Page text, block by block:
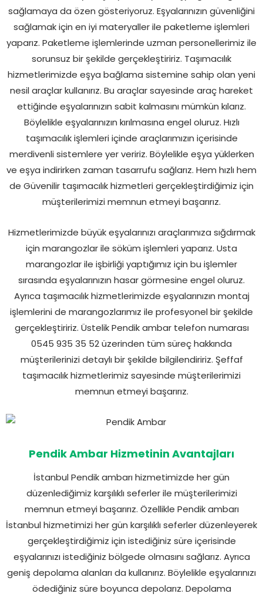
sağlamaya da özen gösteriyoruz. Eşyalarınızın güvenliğini
sağlamak için en iyi materyaller ile paketleme işlemleri
yaparız. Paketleme işlemlerinde uzman personellerimiz ile
sorunsuz bir şekilde gerçekleştiririz. Taşımacılık
hizmetlerimizde eşya bağlama sistemine sahip olan yeni
nesil araçlar kullanırız. Bu araçlar sayesinde araç hareket
ettiğinde eşyalarınızın sabit kalmasını mümkün kılarız.
Böylelikle eşyalarınızın kırılmasına engel oluruz. Hızlı
taşımacılık işlemleri içinde araçlarımızın içerisinde
merdivenli sistemlere yer veririz. Böylelikle eşya yüklerken
ve eşya indirirken zaman tasarrufu sağlarız. Hem hızlı hem
de Güvenilir taşımacılık hizmetleri gerçekleştirdiğimiz için
müşterilerimizi memnun etmeyi başarırız.
Hizmetlerimizde büyük eşyalarınızı araçlarımıza sığdırmak
için marangozlar ile söküm işlemleri yaparız. Usta
marangozlar ile işbirliği yaptığımız için bu işlemler
sırasında eşyalarınızın hasar görmesine engel oluruz.
Ayrıca taşımacılık hizmetlerimizde eşyalarınızın montaj
işlemlerini de marangozlarımız ile profesyonel bir şekilde
gerçekleştiririz. Üstelik Pendik ambar telefon numarası
0545 935 35 52 üzerinden tüm süreç hakkında
müşterilerinizi detaylı bir şekilde bilgilendiririz. Şeffaf
taşımacılık hizmetlerimiz sayesinde müşterilerimizi
memnun etmeyi başarırız.
Pendik Ambar Hizmetinin Avantajları
İstanbul Pendik ambarı hizmetimizde her gün
düzenlediğimiz karşılıklı seferler ile müşterilerimizi
memnun etmeyi başarırız. Özellikle Pendik ambarı
İstanbul hizmetimizi her gün karşılıklı seferler düzenleyerek
gerçekleştirdiğimiz için istediğiniz süre içerisinde
eşyalarınızı istediğiniz bölgede olmasını sağlarız. Ayrıca
geniş depolama alanları da kullanırız. Böylelikle eşyalarınızı
ödediğiniz süre boyunca depolarız. Depolama